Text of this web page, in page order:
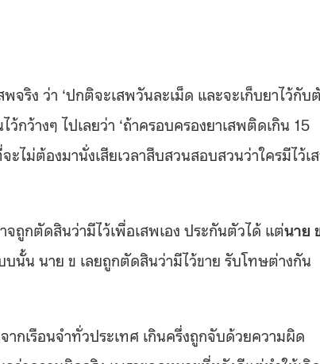
ริง ว่า ‘ปกติจะเสพวันละเม็ด และจะเก็บยาไว้กับ
กว้างๆ ไปเลยว่า ‘ถ้าครอบครองยาเสพติดเกิน 15
ะไม่ต้องมานั่งเสียเวลาสืบสวนสอบสวนว่าใครมีไว้เ
จถูกตัดสินว่ามีไว้เพื่อเสพเอง ประกันตัวได้ แต่นาย
นั้น นาย ข เลยถูกตัดสินว่ามีไว้ขาย รับโทษต่างกัน
เรือนจำทั่วประเทศ เกินครึ่งถูกจับด้วยความผิด